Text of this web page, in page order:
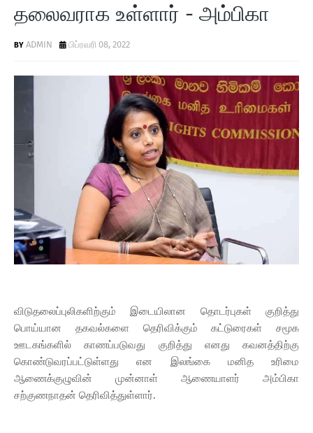
தலைவராக உள்ளார் - அம்பிகா
ADMIN பிப்ரவரி 08, 2022
விடுதலைப்புலிகளிற்கும் இடையிலான தொடர்புகள் குறித்து
பொய்யான தகவல்களை தெரிவிக்கும் கட்டுரைகள் சமூக
ஊடகங்களில் காணப்படுவது குறித்து எனது கவனத்திற்கு
கொண்டுவரப்பட்டுள்ளது என இலங்கை மனித உரிமை
ஆணைக்குழுவின் முன்னாள் ஆணையாளர் அம்பிகா
சற்குணநாதன் தெரிவித்துள்ளார்.